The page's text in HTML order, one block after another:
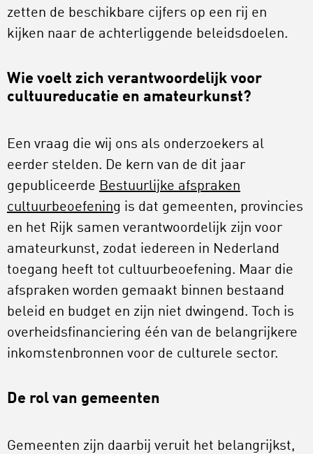
zetten de beschikbare cijfers op een rij en
kijken naar de achterliggende beleidsdoelen.
Wie voelt zich verantwoordelijk voor
cultuureducatie en amateurkunst?
Een vraag die wij ons als onderzoekers al
eerder stelden. De kern van de dit jaar
gepubliceerde Bestuurlijke afspraken
cultuurbeoefening is dat gemeenten, provincies
en het Rijk samen verantwoordelijk zijn voor
amateurkunst, zodat iedereen in Nederland
toegang heeft tot cultuurbeoefening. Maar die
afspraken worden gemaakt binnen bestaand
beleid en budget en zijn niet dwingend. Toch is
overheidsfinanciering één van de belangrijkere
inkomstenbronnen voor de culturele sector.
De rol van gemeenten
Gemeenten zijn daarbij veruit het belangrijkst,